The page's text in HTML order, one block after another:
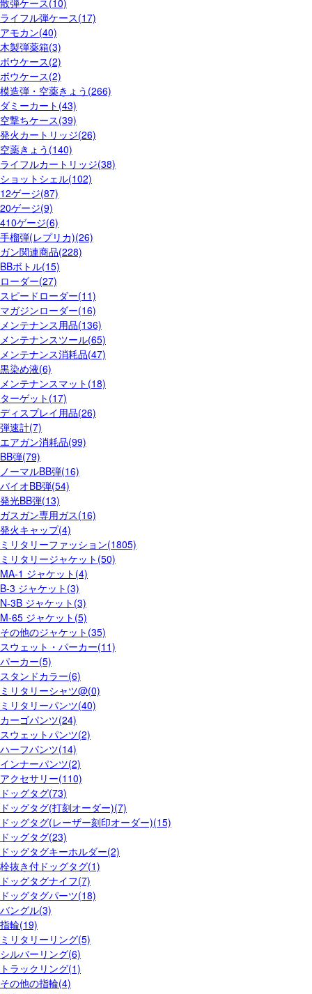
散弾ケース(10)
ライフル弾ケース(17)
アモカン(40)
木製弾薬箱(3)
ボウケース(2)
ボウケース(2)
模造弾・空薬きょう(266)
ダミーカート(43)
空撃ちケース(39)
発火カートリッジ(26)
空薬きょう(140)
ライフルカートリッジ(38)
ショットシェル(102)
12ゲージ(87)
20ゲージ(9)
410ゲージ(6)
手榴弾(レプリカ)(26)
ガン関連商品(228)
BBボトル(15)
ローダー(27)
スピードローダー(11)
マガジンローダー(16)
メンテナンス用品(136)
メンテナンスツール(65)
メンテナンス消耗品(47)
黒染め液(6)
メンテナンスマット(18)
ターゲット(17)
ディスプレイ用品(26)
弾速計(7)
エアガン消耗品(99)
BB弾(79)
ノーマルBB弾(16)
バイオBB弾(54)
発光BB弾(13)
ガスガン専用ガス(16)
発火キャップ(4)
ミリタリーファッション(1805)
ミリタリージャケット(50)
MA-1 ジャケット(4)
B-3 ジャケット(3)
N-3B ジャケット(3)
M-65 ジャケット(5)
その他のジャケット(35)
スウェット・パーカー(11)
パーカー(5)
スタンドカラー(6)
ミリタリーシャツ@(0)
ミリタリーパンツ(40)
カーゴパンツ(24)
スウェットパンツ(2)
ハーフパンツ(14)
インナーパンツ(2)
アクセサリー(110)
ドッグタグ(73)
ドッグタグ(打刻オーダー)(7)
ドッグタグ(レーザー刻印オーダー)(15)
ドッグタグ(23)
ドッグタグキーホルダー(2)
栓抜き付ドッグタグ(1)
ドッグタグナイフ(7)
ドッグタグパーツ(18)
バングル(3)
指輪(19)
ミリタリーリング(5)
シルバーリング(6)
トラックリング(1)
その他の指輪(4)